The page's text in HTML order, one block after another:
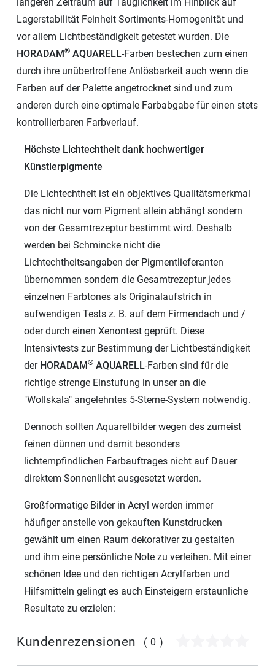
Lagerstabilität Feinheit Sortiments-Homogenität und
vor allem Lichtbeständigkeit getestet wurden. Die
HORADAM® AQUARELL-Farben bestechen zum einen
durch ihre unübertroffene Anlösbarkeit auch wenn die
Farben auf der Palette angetrocknet sind und zum
anderen durch eine optimale Farbabgabe für einen stets
kontrollierbaren Farbverlauf.
Höchste Lichtechtheit dank hochwertiger
Künstlerpigmente
Die Lichtechtheit ist ein objektives Qualitätsmerkmal
das nicht nur vom Pigment allein abhängt sondern
von der Gesamtrezeptur bestimmt wird. Deshalb
werden bei Schmincke nicht die
Lichtechtheitsangaben der Pigmentlieferanten
übernommen sondern die Gesamtrezeptur jedes
einzelnen Farbtones als Originalaufstrich in
aufwendigen Tests z. B. auf dem Firmendach und /
oder durch einen Xenontest geprüft. Diese
Intensivtests zur Bestimmung der Lichtbeständigkeit
der HORADAM® AQUARELL-Farben sind für die
richtige strenge Einstufung in unser an die
"Wollskala" angelehntes 5-Sterne-System notwendig.
Dennoch sollten Aquarellbilder wegen des zumeist
feinen dünnen und damit besonders
lichtempfindlichen Farbauftrages nicht auf Dauer
direktem Sonnenlicht ausgesetzt werden.
Großformatige Bilder in Acryl werden immer
häufiger anstelle von gekauften Kunstdrucken
gewählt um einen Raum dekorativer zu gestalten
und ihm eine persönliche Note zu verleihen. Mit einer
schönen Idee und den richtigen Acrylfarben und
Hilfsmitteln gelingt es auch Einsteigern erstaunliche
Resultate zu erzielen:
Kundenrezensionen (0)